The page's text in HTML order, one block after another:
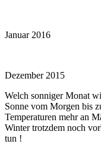
Januar 2016
Dezember 2015
Welch sonniger Monat
Sonne vom Morgen bis
Temperaturen mehr an
Winter trotzdem noch
tun !